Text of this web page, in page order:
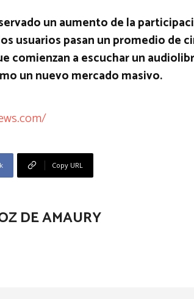
un aumento de la
usuarios pasan un promedio
comienzan a escuchar un
un nuevo mercado masivo.
Copy URL
DE AMAURY